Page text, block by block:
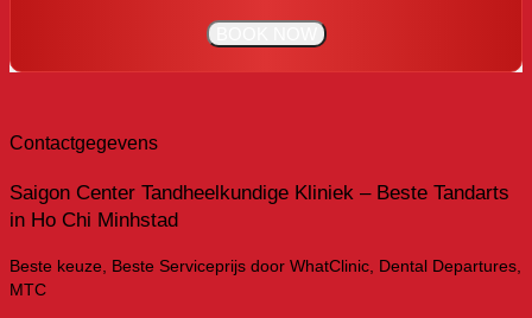
Contactgegevens
Saigon Center Tandheelkundige Kliniek – Beste Tandarts
in Ho Chi Minhstad
Beste keuze, Beste Serviceprijs door WhatClinic, Dental Departures,
MTC